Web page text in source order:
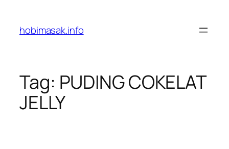
content
hobimasak.info
Tag: PUDING COKELAT
JELLY